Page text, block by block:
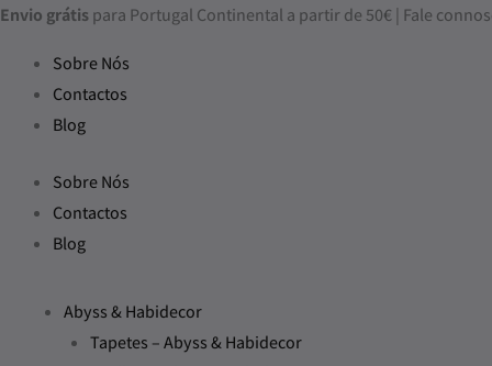
Skip
content
Envio grátispara Portugal Continental a partir de 50€ | Fale
Sobre Nós
Contactos
Blog
Sobre Nós
Contactos
Blog
Abyss & Habidecor
Tapetes – Abyss & Habidecor